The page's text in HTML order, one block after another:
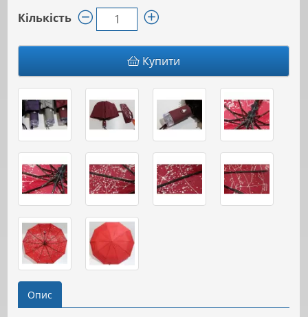
Кількість
Купити
Опис